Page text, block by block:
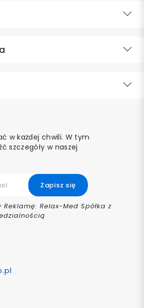
w każdej chwili. W tym
szczegóły w naszej
Relax-Med Spółka z